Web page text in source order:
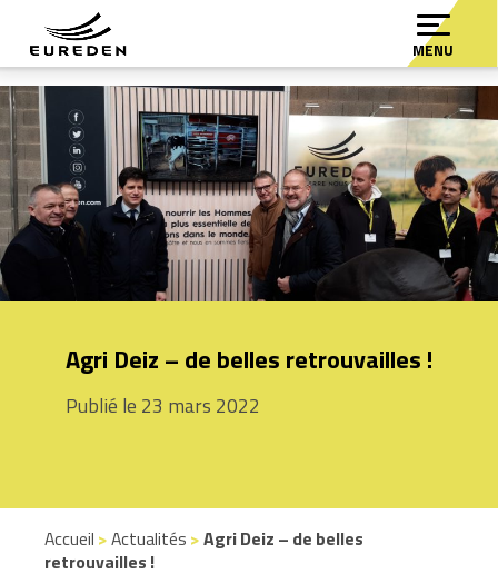
MENU
Agri Deiz – de belles retrouvailles !
Publié le 23 mars 2022
Accueil >Actualités >Agri Deiz – de belles
retrouvailles !